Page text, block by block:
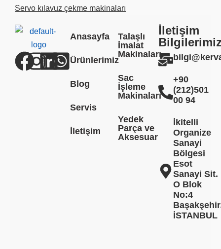
Servo kılavuz çekme makinaları
Anasayfa
Ürünlerimiz
Blog
Servis
İletişim
Talaşlı
İmalat
Makinaları
Sac
İşleme
Makinaları
Yedek
Parça ve
Aksesuar
İletişim
+90
(212)501
00 94
İkitelli
Organize
Sanayi
Bölgesi
Esot
Sanayi Sit.
O Blok
No:4
İSTANBUL